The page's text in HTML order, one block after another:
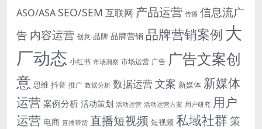
ASO/ASA SEO/SEM 互联网 产品运营 传播 信息流广
告 内容运营 创意 品牌 品牌营销 品牌营销案例 大
厂动态 小红书 市场洞察 市场运营 广告 广告文案创
意 思维 抖音 推广 数据分析 数据运营文案 新媒体 新媒体
运营 案例分析 活动策划 活动运营 活动运营方案 用户研究 用户
运营 电商 直播带货 直播短视频 短视频 私域社群 策